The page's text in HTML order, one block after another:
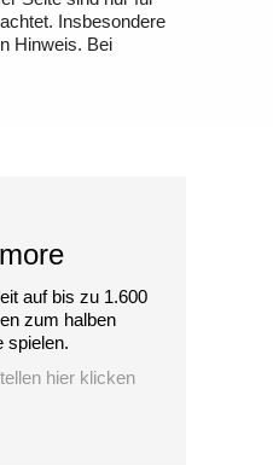
Insbesondere
Hinweis. Bei
auf bis zu 1.600
zum halben
spielen.
hier klicken